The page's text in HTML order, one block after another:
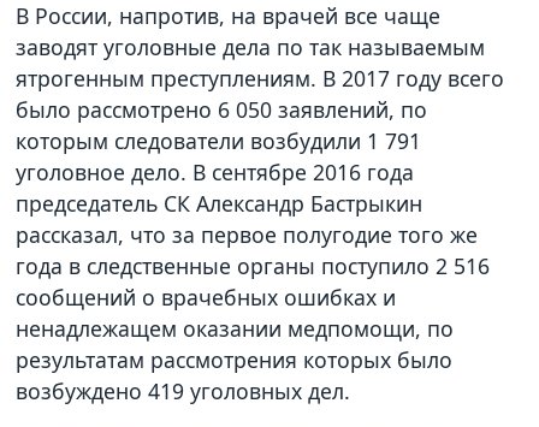
В России, напротив, на врачей все чаще
заводят уголовные дела по так называемым
ятрогенным преступлениям. В 2017 году всего
было рассмотрено 6 050 заявлений, по
которым следователи возбудили 1 791
уголовное дело. В сентябре 2016 года
председатель СК Александр Бастрыкин
рассказал, что за первое полугодие того же
года в следственные органы поступило 2 516
сообщений о врачебных ошибках и
ненадлежащем оказании медпомощи, по
результатам рассмотрения которых было
возбуждено 419 уголовных дел.